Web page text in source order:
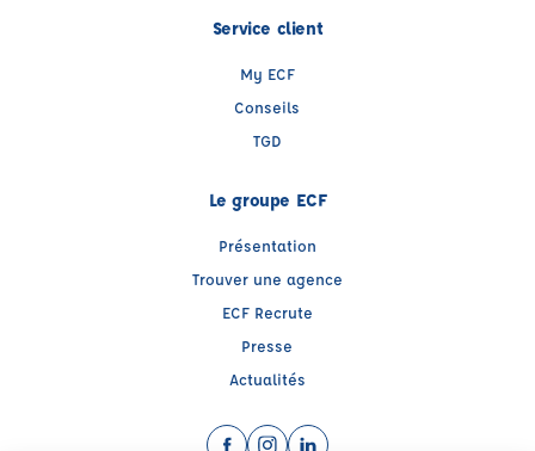
Service client
My ECF
Conseils
TGD
Le groupe ECF
Présentation
Trouver une agence
ECF Recrute
Presse
Actualités